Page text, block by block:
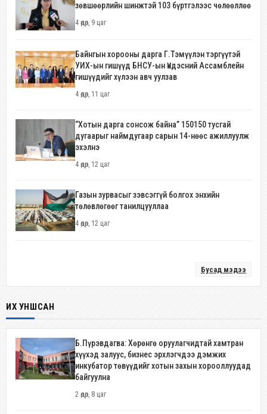
зөвшөөрлийн шинжтэй 103 бүртгэлээс чөлөөллөө
4 өдөр, 9 цаг
Байнгын хорооны дарга Г.Тэмүүлэн тэргүүтэй
УИХ-ын гишүүд БНСУ-ын Үндэсний Ассамблейн
гишүүдийг хүлээн авч уулзав
4 өдөр, 11 цаг
“Хотын дарга сонсож байна” 150150 тусгай
дугаарыг наймдугаар сарын 14-нөөс ажиллуулж
эхэлнэ
4 өдөр, 12 цаг
Газын зурвасыг зэвсэггүй болгох энхийн
төлөвлөгөөг танилцууллаа
4 өдөр, 12 цаг
Бусад мэдээ
ИХ УНШСАН
Б.Пүрэвдагва: Хөрөнгө оруулагчидтай хамтран
хүүхэд залуус, бизнес эрхлэгчдээ дэмжих
инкубатор төвүүдийг хотын захын хорооллуудад
байгуулна
2 өдөр, 8 цаг